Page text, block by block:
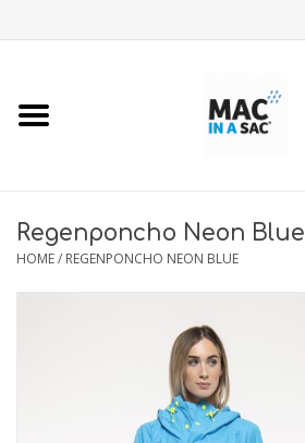
Home
Regenjassen Kids
Regenjas Camo
Regenponcho Neon Blue
HOME/ REGENPONCHO NEON BLUE